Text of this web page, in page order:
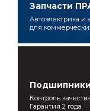
Запчасти
Автоэлектрика и
для
Контроль качества
Гарантия 2 года